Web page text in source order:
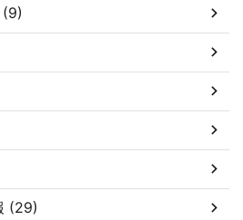
(29)